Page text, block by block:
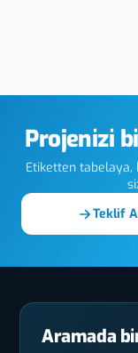
Projenizi
Etiketten tabelaya,
Teklif
Aramada